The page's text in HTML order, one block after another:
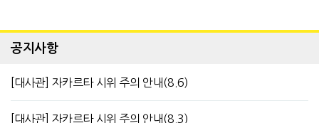
공지사항
[대사관] 자카르타 시위 주의 안내(8.6)
[대사관] 자카르타 시위 주의 안내(8.3)